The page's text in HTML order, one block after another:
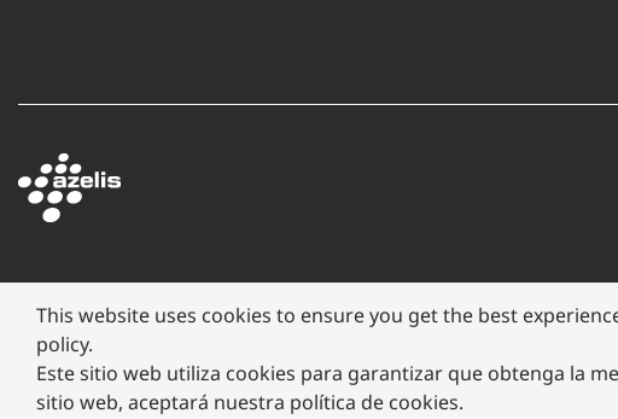
Copyright ©
This website uses cookies to ensure you get the best
policy.
Este sitio web utiliza cookies para garantizar que obtenga la
sitio web, aceptará nuestra política de cookies.